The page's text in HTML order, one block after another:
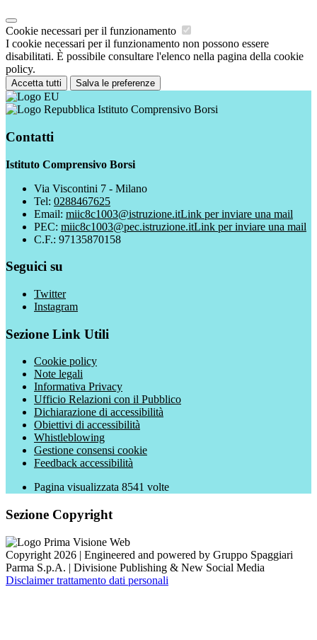
Cookie necessari per il funzionamento
I cookie necessari per il funzionamento non possono essere
disabilitati. È possibile consultare l'elenco nella pagina della cookie
policy.
Accetta tutti Salva le preferenze
Istituto Comprensivo Borsi
Contatti
Istituto Comprensivo Borsi
Via Viscontini 7 - Milano
Tel: 0288467625
Email: miic8c1003@istruzione.itLink per inviare una mail
PEC: miic8c1003@pec.istruzione.itLink per inviare una mail
C.F.: 97135870158
Seguici su
Twitter
Instagram
Sezione Link Utili
Cookie policy
Note legali
Informativa Privacy
Ufficio Relazioni con il Pubblico
Dichiarazione di accessibilità
Obiettivi di accessibilità
Whistleblowing
Gestione consensi cookie
Feedback accessibilità
Pagina visualizzata 8541 volte
Sezione Copyright
Copyright 2026 | Engineered and powered by Gruppo Spaggiari
Parma S.p.A. | Divisione Publishing & New Social Media
Disclaimer trattamento dati personali